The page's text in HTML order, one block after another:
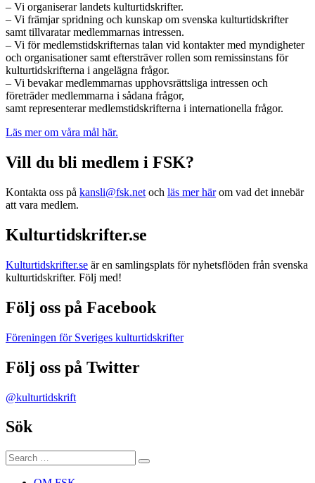
– Vi organiserar landets kulturtidskrifter.
– Vi främjar spridning och kunskap om svenska kulturtidskrifter
samt tillvaratar medlemmarnas intressen.
– Vi för medlemstidskrifternas talan vid kontakter med myndigheter
och organisationer samt eftersträver rollen som remissinstans för
kulturtidskrifterna i angelägna frågor.
– Vi bevakar medlemmarnas upphovsrättsliga intressen och
företräder medlemmarna i sådana frågor,
samt representerar medlemstidskrifterna i internationella frågor.
Läs mer om våra mål här.
Vill du bli medlem i FSK?
Kontakta oss på kansli@fsk.net och läs mer härom vad det innebär
att vara medlem.
Kulturtidskrifter.se
Kulturtidskrifter.se är en samlingsplats för nyhetsflöden från svenska
kulturtidskrifter. Följ med!
Följ oss på Facebook
Föreningen för Sveriges kulturtidskrifter
Följ oss på Twitter
@kulturtidskrift
Sök
Search
for:
Search